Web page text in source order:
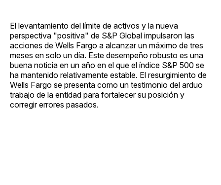
El levantamiento del límite de activos y la nueva
perspectiva "positiva" de S&P Global impulsaron las
acciones de Wells Fargo a alcanzar un máximo de tres
meses en solo un día. Este desempeño robusto es una
buena noticia en un año en el que el índice S&P 500 se
ha mantenido relativamente estable. El resurgimiento de
Wells Fargo se presenta como un testimonio del arduo
trabajo de la entidad para fortalecer su posición y
corregir errores pasados.